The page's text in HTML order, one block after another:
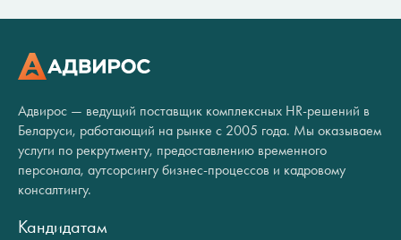
Адвирос — ведущий поставщик комплексных HR-решений в
Беларуси, работающий на рынке с 2005 года. Мы оказываем
услуги по рекрутменту, предоставлению временного
персонала, аутсорсингу бизнес-процессов и кадровому
консалтингу.
Кандидатам